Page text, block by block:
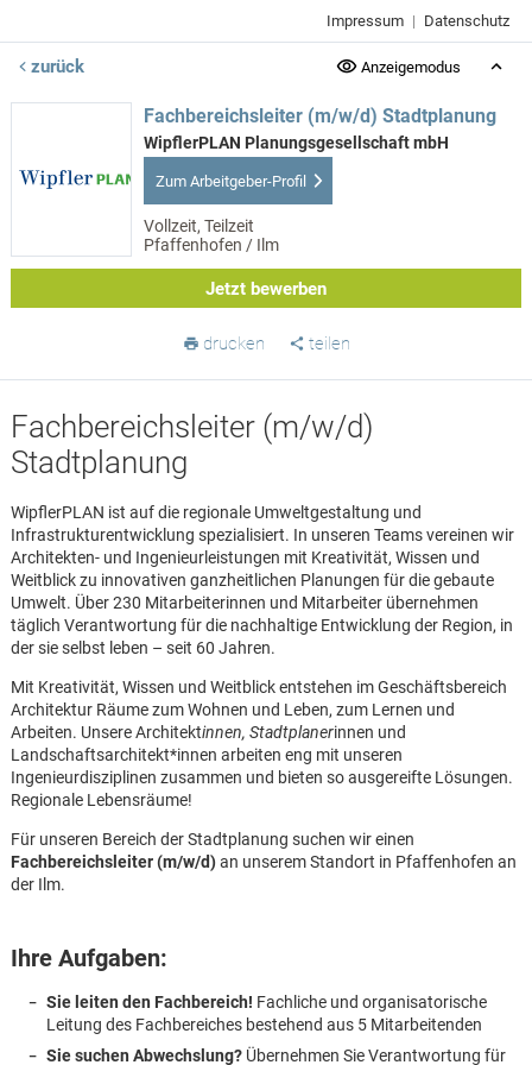
Impressum | Datenschutz
zurück Anzeigemodus
Fachbereichsleiter (m/w/d) Stadtplanung
WipflerPLAN Planungsgesellschaft mbH
Zum Arbeitgeber-Profil
Vollzeit, Teilzeit
Pfaffenhofen / Ilm
Jetzt bewerben
drucken teilen
Fachbereichsleiter (m/w/d)
Stadtplanung
WipflerPLAN ist auf die regionale Umweltgestaltung und
Infrastrukturentwicklung spezialisiert. In unseren Teams vereinen wir
Architekten- und Ingenieurleistungen mit Kreativität, Wissen und
Weitblick zu innovativen ganzheitlichen Planungen für die gebaute
Umwelt. Über 230 Mitarbeiterinnen und Mitarbeiter übernehmen
täglich Verantwortung für die nachhaltige Entwicklung der Region, in
der sie selbst leben – seit 60 Jahren.
Mit Kreativität, Wissen und Weitblick entstehen im Geschäftsbereich
Architektur Räume zum Wohnen und Leben, zum Lernen und
Arbeiten. Unsere Architektinnen, Stadtplanerinnen und
Landschaftsarchitekt*innen arbeiten eng mit unseren
Ingenieurdisziplinen zusammen und bieten so ausgereifte Lösungen.
Regionale Lebensräume!
Für unseren Bereich der Stadtplanung suchen wir einen
Fachbereichsleiter (m/w/d)an unserem Standort in Pfaffenhofen an
der Ilm.
Ihre Aufgaben:
Sie leiten den Fachbereich! Fachliche und organisatorische
Leitung des Fachbereiches bestehend aus 5 Mitarbeitenden
Sie suchen Abwechslung?Übernehmen Sie Verantwortung für
Karte anzeigen